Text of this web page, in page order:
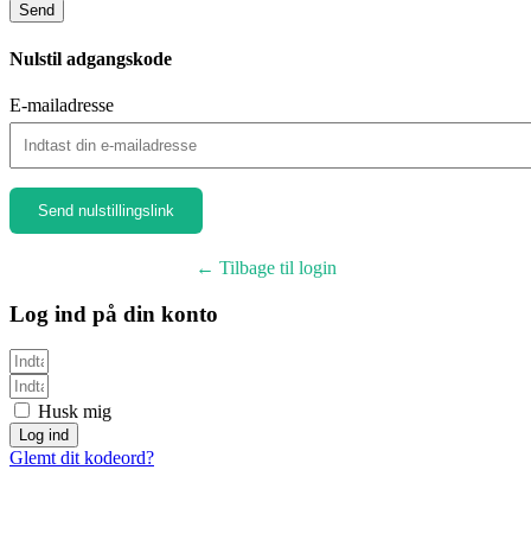
Send
Nulstil adgangskode
E-mailadresse
← Tilbage til login
Log ind på din konto
Husk mig
Log ind
Glemt dit kodeord?